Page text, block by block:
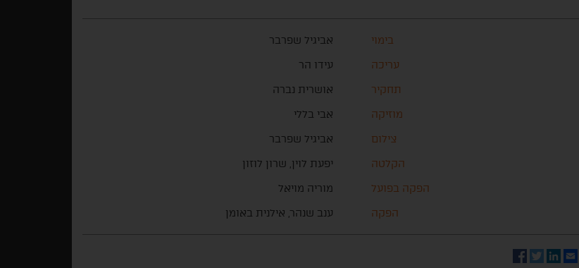
בימוי
אביגיל שפרבר
עריכה
עידו הר
תחקיר
אושרית נברה
מוזיקה
אבי בללי
צילום
אביגיל שפרבר
הקלטה
יפעת לוין, שרון לוזון
הפקה בפועל
מוריה מויאל
הפקה
ענב שנהר, אילנית באומן
Email
LinkedIn
Twitter
Facebook